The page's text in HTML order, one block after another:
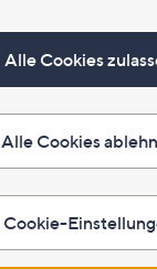
Alle Cookies
Alle Cookies
Cookie-